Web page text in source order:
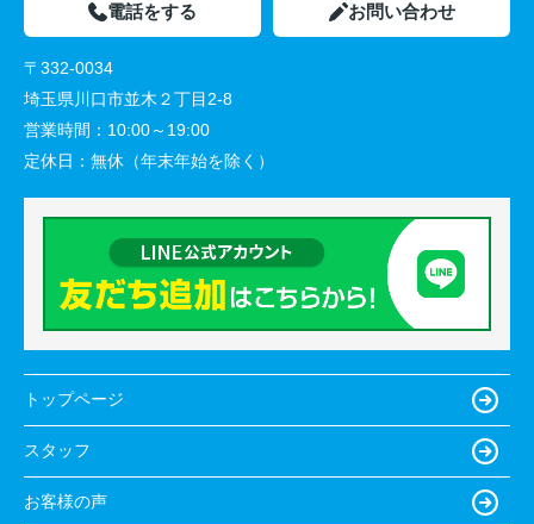
電話をする お問い合わせ
〒332-0034
埼玉県川口市並木２丁目2-8
営業時間： 10:00～19:00
定休日： 無休（年末年始を除く）
トップページ
スタッフ
お客様の声